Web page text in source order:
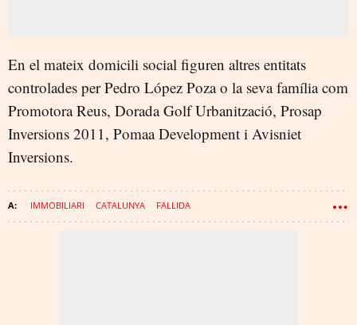
En el mateix domicili social figuren altres entitats
controlades per Pedro López Poza o la seva família com
Promotora Reus, Dorada Golf Urbanització, Prosap
Inversions 2011, Pomaa Development i Avisniet
Inversions.
IMMOBILIARI CATALUNYA FALLIDA